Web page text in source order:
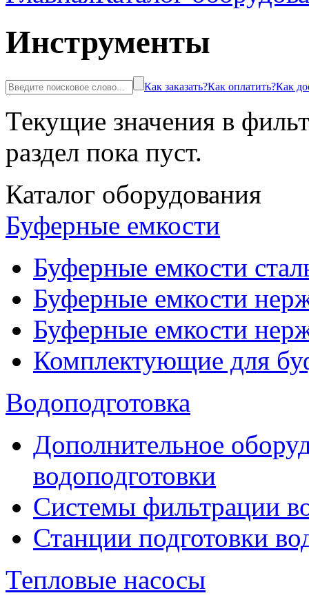
Инструменты
Как заказать?Как оплатить?Как
Текущие значения в
раздел пока пуст.
Каталог оборудования
Буферные емкости
Буферные емкости
Буферные емкости
Буферные емкости
Комплектующие для
Водоподготовка
Дополнительное
водоподготовки
Системы фильтрации
Станции подготовки
Тепловые насосы